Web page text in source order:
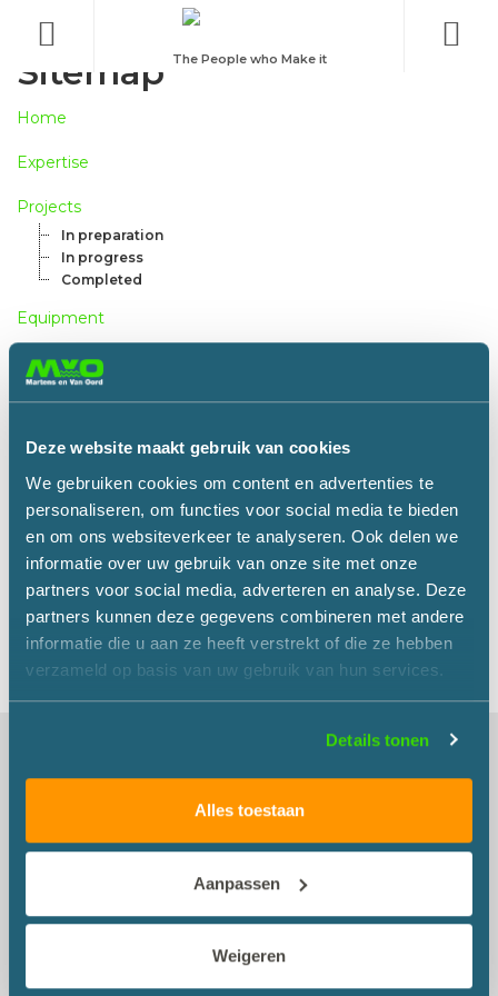
Deze website maakt gebruik van cookies
We gebruiken cookies om content en advertenties te
personaliseren, om functies voor social media te bieden
en om ons websiteverkeer te analyseren. Ook delen we
informatie over uw gebruik van onze site met onze
partners voor social media, adverteren en analyse. Deze
partners kunnen deze gegevens combineren met andere
informatie die u aan ze heeft verstrekt of die ze hebben
verzameld op basis van uw gebruik van hun services.
Details tonen
Alles toestaan
Aanpassen
Weigeren
Menu The People who Make it
Sitemap
Home
Expertise
Projects
In preparation
In progress
Completed
Equipment
About us
The Board
Groen denken en doen duurzaamheidsbeleid
Company brochure
Certificates
Certificates content
Terms and Conditions
Terms and Conditions header
Terms and Conditions content
Contact
Martens en Van Oord Groep B.V.
4905 BS OOSTERHOUT
PO Box 326